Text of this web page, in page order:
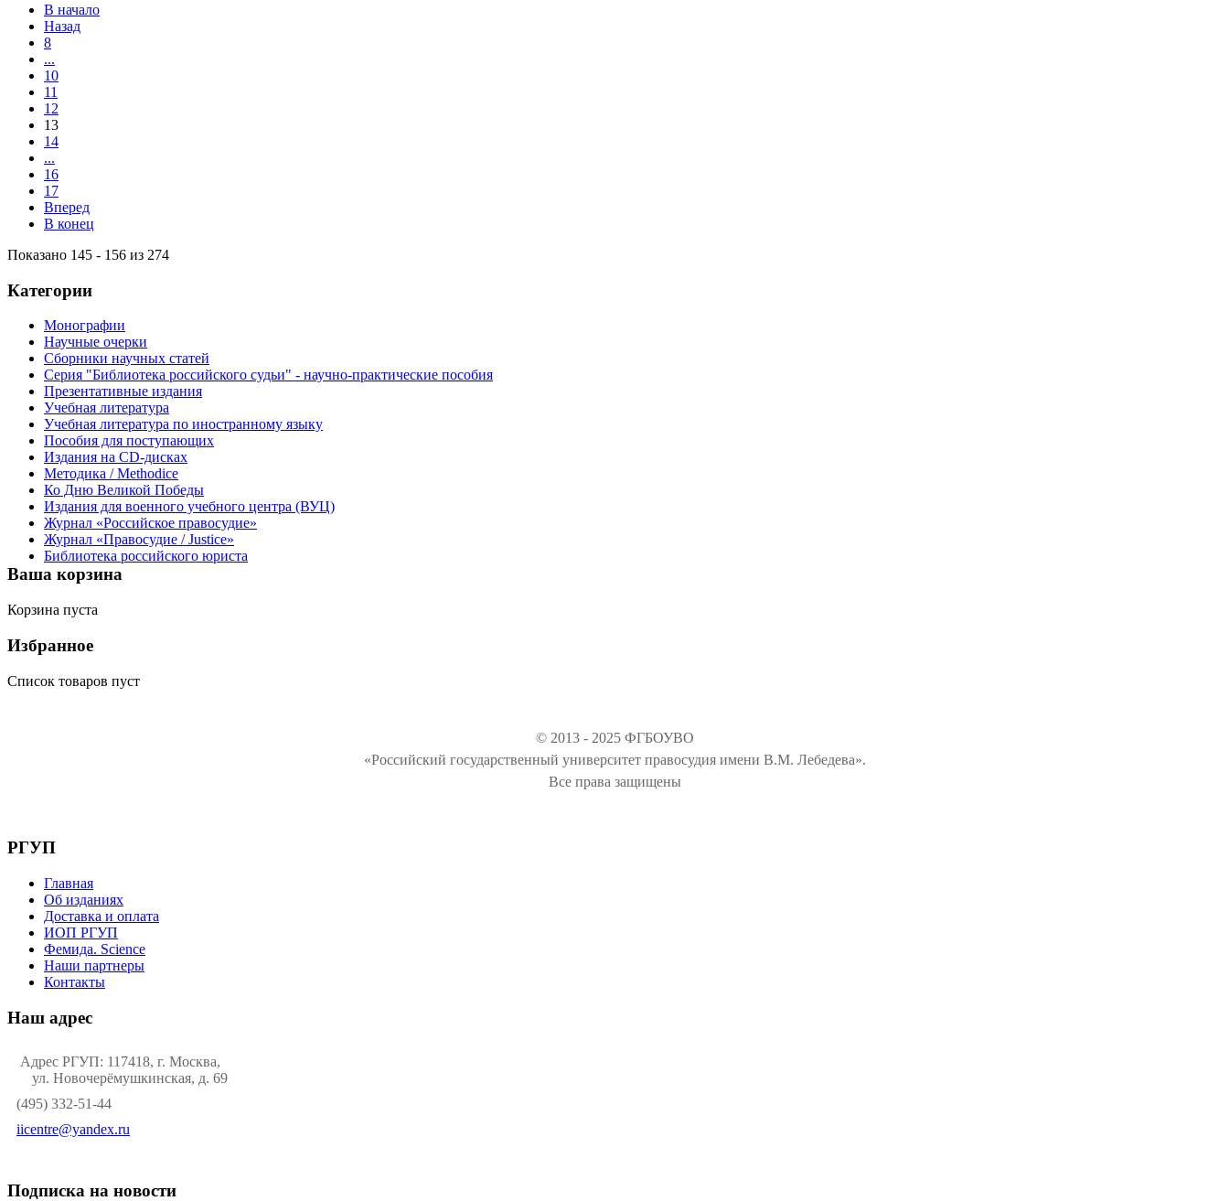
В начало
Назад
8
...
10
11
12
13
14
...
16
17
Вперед
В конец
Показано 145 - 156 из 274
Категории
Монографии
Научные очерки
Сборники научных статей
Серия "Библиотека российского судьи" - научно-практические пособия
Презентативные издания
Учебная литература
Учебная литература по иностранному языку
Пособия для поступающих
Издания на CD-дисках
Методика / Methodice
Ко Дню Великой Победы
Издания для военного учебного центра (ВУЦ)
Журнал «Российское правосудие»
Журнал «Правосудие / Justice»
Библиотека российского юриста
Ваша корзина
Корзина пуста
Избранное
Список товаров пуст
© 2013 - 2025 ФГБОУВО
«Российский государственный университет правосудия имени В.М. Лебедева».
Все права защищены
РГУП
Главная
Об изданиях
Доставка и оплата
ИОП РГУП
Фемида. Science
Наши партнеры
Контакты
Наш адрес
Адрес РГУП: 117418, г. Москва,
ул. Новочерёмушкинская, д. 69
(495) 332-51-44
iicentre@yandex.ru
Подписка на новости